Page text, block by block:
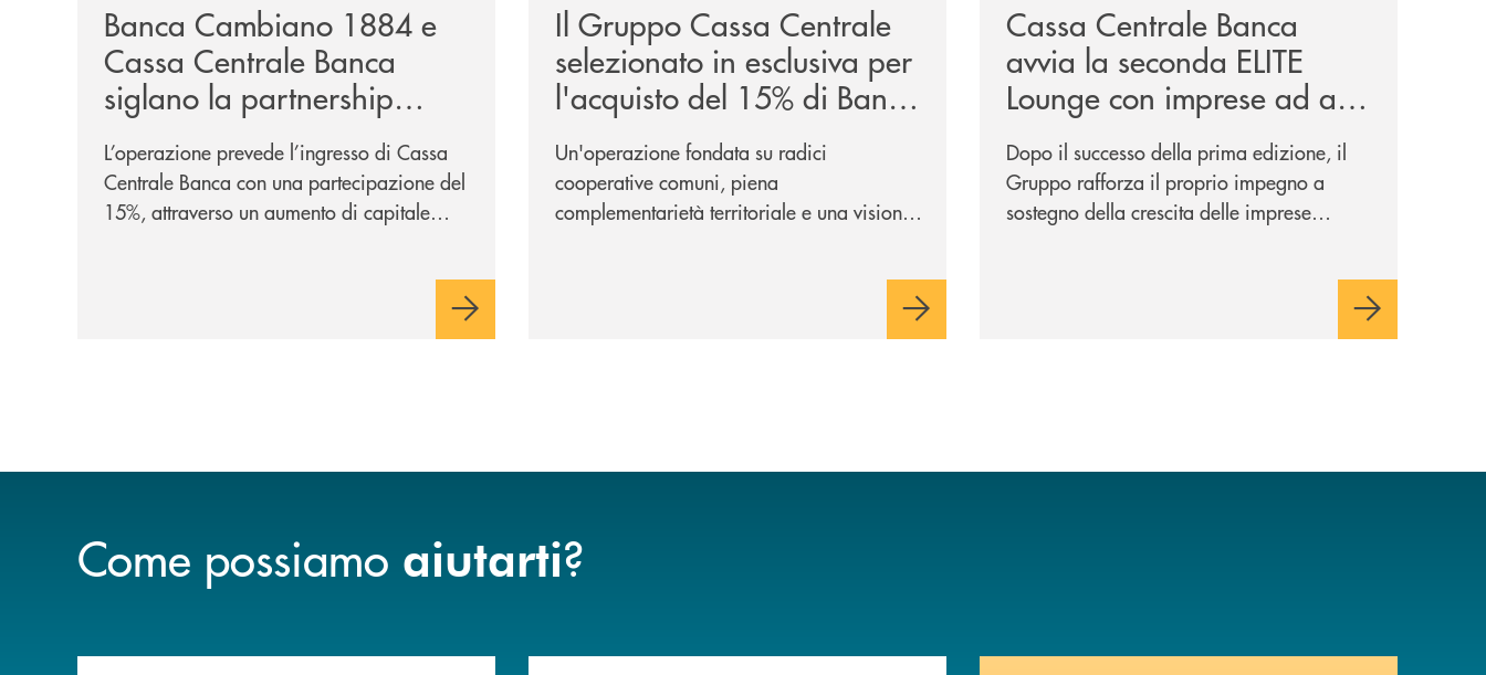
Banca Cambiano 1884 e
Cassa Centrale Banca
siglano la partnership
strategica
L’operazione prevede l’ingresso di Cassa
Centrale Banca con una partecipazione del
15%, attraverso un aumento di capitale
sulla condivisione di valori comuni e sulla
prossimità ai territori, per ampliare l’offerta
Il Gruppo Cassa Centrale
selezionato in esclusiva per
l'acquisto del 15% di Banca
Cambiano 1884
Un'operazione fondata su radici
cooperative comuni, piena
complementarietà territoriale e una visione
Cassa Centrale Banca
avvia la seconda ELITE
Lounge con imprese ad alto
potenziale
Dopo il successo della prima edizione, il
Gruppo rafforza il proprio impegno a
sostegno della crescita delle imprese
Come possiamo aiutarti?